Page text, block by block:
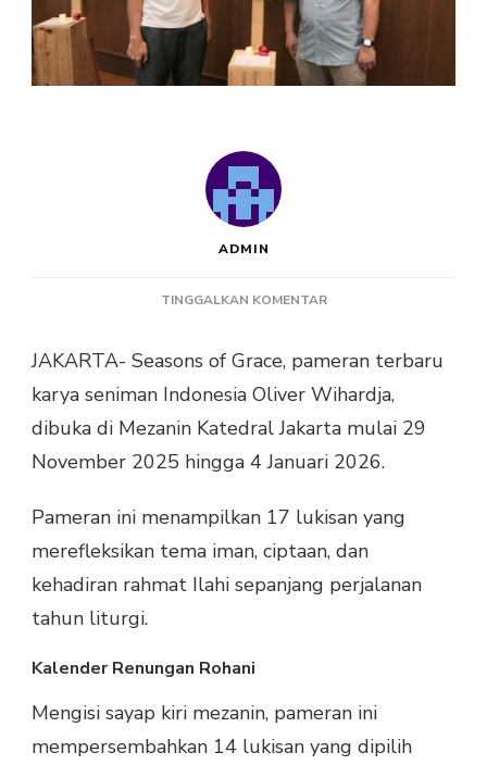
ADMIN
TINGGALKAN KOMENTARPADA
GRACE,
PAMERAN
OLEH
OLIVER
MEZANIN
KATEDRAL
JAKARTA- Seasons of Grace, pameran terbaru
karya seniman Indonesia Oliver Wihardja,
dibuka di Mezanin Katedral Jakarta mulai 29
November 2025 hingga 4 Januari 2026.
Pameran ini menampilkan 17 lukisan yang
merefleksikan tema iman, ciptaan, dan
kehadiran rahmat Ilahi sepanjang perjalanan
tahun liturgi.
Kalender Renungan Rohani
Mengisi sayap kiri mezanin, pameran ini
mempersembahkan 14 lukisan yang dipilih